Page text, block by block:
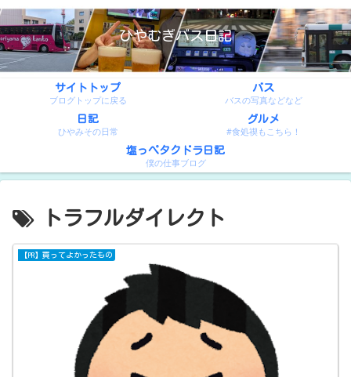
ひやむぎバス日記
サイトトップ
ブログトップに戻る
バス
バスの写真などなど
日記
ひやみその日常
グルメ
#食処禊もこちら！
塩っぺタクドラ日記
僕の仕事ブログ
トラフルダイレクト
【PR】買ってよかったもの